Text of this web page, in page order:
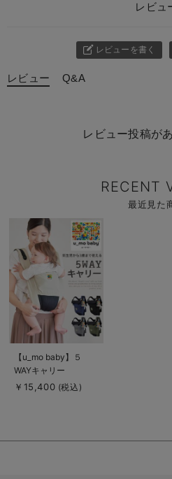
レビュ
レビューを書く
レビュー Q&A
レビュー投稿が
RECENT
最近見た
細
見
る
商
品
詳
を
【u_mo baby】５
WAYキャリー
￥15,400 (税込)